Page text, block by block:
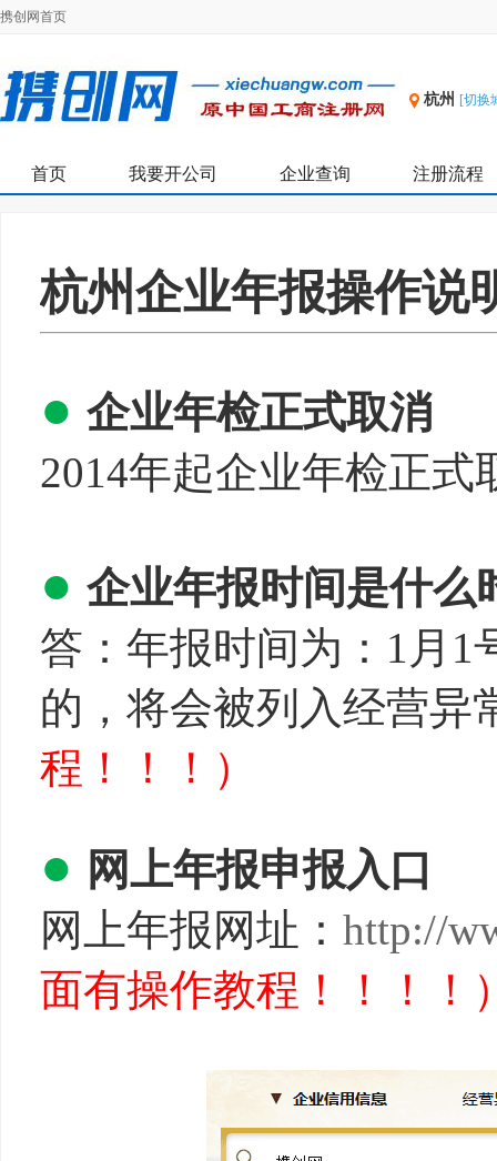
携创网首页
杭州 [切换
首页 我要开公司 企业查询 注册流程
杭州企业年报操作说
● 企业年检正式取消
2014年起企业年检正
● 企业年报时间是什么
答：年报时间为：1月1
的，将会被列入经营异
程！！！）
● 网上年报申报入口
网上年报网址： http://
面有操作教程！！！！